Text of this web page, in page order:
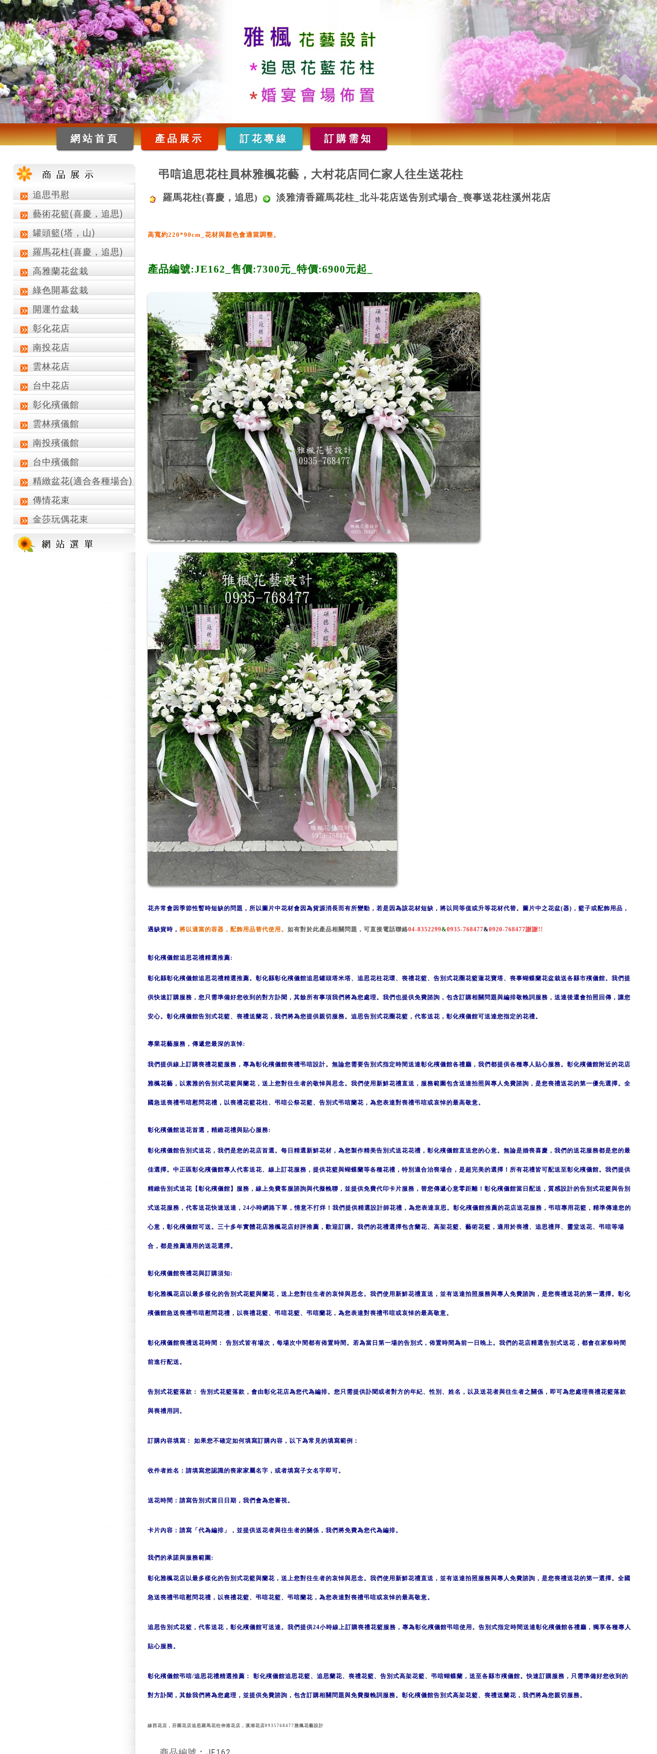
網站首頁 產品展示 訂花專線 訂購需知
追思弔慰
藝術花籃(喜慶，追思)
罐頭籃(塔，山)
羅馬花柱(喜慶，追思)
高雅蘭花盆栽
綠色開幕盆栽
開運竹盆栽
彰化花店
南投花店
雲林花店
台中花店
彰化殯儀館
雲林殯儀館
南投殯儀館
台中殯儀館
精緻盆花(適合各種場合)
傳情花束
金莎玩偶花束
弔唁追思花柱員林雅楓花藝，大村花店同仁家人往生送花柱
羅馬花柱(喜慶，追思) 淡雅清香羅馬花柱_北斗花店送告別式場合_喪事送花柱溪州花店
高寬約220*90cm_ 花材與顏色會適當調整。
產品編號:JE162 售價:7300元 特價:6900元起_
花卉常會因季節性暫時短缺的問題，所以圖片中花材會因為貨源消長而有所變動，若是因 為該花材短缺， 將以同 等值或升等花材代替。 圖 片中之花盆(器)，籃子或配飾用品，
遇缺貨時， 將以適當的容器，配飾用品替代使用 。 如有對於此產品相關問題，可直接電話聯絡04-8352299&0935-768477&0920-768477謝謝!!
彰化殯儀館追思花禮精選推薦:
彰化縣彰化殯儀館追思花禮精選推薦。彰化縣彰化殯儀館追思罐頭塔米塔、追思花柱花環、喪禮花籃、告別式花圈花籃蓮花寶塔、喪事蝴蝶蘭花盆栽送各縣市殯儀館。我們提
供快速訂購服務，您只需準備好您收到的對方訃聞，其餘所有事項我們將為您處理。我們也提供免費諮詢，包含訂購相關問題與編排敬輓詞服務，送達後還會拍照回傳，讓您
安心。彰化殯儀館告別式花籃、喪禮送蘭花，我們將為您提供親切服務。追思告別式花圈花籃，代客送花，彰化殯儀館可送達您指定的花禮。
專業花藝服務，傳遞您最深的哀悼:
我們提供線上訂購喪禮花籃服務，專為彰化殯儀館喪禮弔唁設計。無論您需要告別式指定時間送達彰化殯儀館各禮廳，我們都提供各種專人貼心服務。彰化殯儀館附近的花店
雅楓花藝，以素雅的告別式花籃與蘭花，送上您對往生者的敬悼與思念。我們使用新鮮花禮直送，服務範圍包含送達拍照與專人免費諮詢，是您喪禮送花的第一優先選擇。全
國急送喪禮弔唁慰問花禮，以喪禮花籃花柱、弔唁公祭花籃、告別式弔唁蘭花，為您表達對喪禮弔唁或哀悼的最高敬意。
彰化殯儀館送花首選，精緻花禮與貼心服務:
彰化殯儀館告別式送花，我們是您的花店首選。每日精選新鮮花材，為您製作精美告別式送花花禮，彰化殯儀館直送您的心意。無論是婚喪喜慶，我們的送花服務都是您的最
佳選擇。中正區彰化殯儀館專人代客送花、線上訂花服務，提供花籃與蝴蝶蘭等各種花禮，特別適合治喪場合，是超完美的選擇！所有花禮皆可配送至彰化殯儀館。 我們提供
精緻告別式送花【彰化殯儀館】服務，線上免費客服諮詢與代擬輓聯，並提供免費代印卡片服務，替您傳遞心意零距離！彰化殯儀館當日配送，質感設計的告別式花籃與告別
式送花服務，代客送花快速送達，24小時網路下單，情意不打烊！我們提供精選設計師花禮，為您表達哀思。彰化殯儀館推薦的花店送花服務，弔唁專用花籃，精準傳達您的
心意，彰化殯儀館可送。三十多年實體花店雅楓花店好評推薦，歡迎訂購。我們的花禮選擇包含蘭花、高架花籃、藝術花籃，適用於喪禮、追思禮拜、靈堂送花、弔唁等場
合，都是推薦適用的送花選擇。
彰化殯儀館喪禮花與訂購須知:
彰化雅楓花店以最多樣化的告別式花籃與蘭花，送上您對往生者的哀悼與思念。我們使用新鮮花禮直送，並有送達拍照服務與專人免費諮詢，是您喪禮送花的第一選擇。彰化
殯儀館急送喪禮弔唁慰問花禮，以喪禮花籃、弔唁花籃、弔唁蘭花，為您表達對喪禮弔唁或哀悼的最高敬意。
彰化殯儀館喪禮送花時間： 告別式皆有場次，每場次中間都有佈置時間。若為當日第一場的告別式，佈置時間為前一日晚上。我們的花店精選告別式送花，都會在家祭時間
前進行配送。
告別式花籃落款： 告別式花籃落款，會由彰化花店為您代為編排。您只需提供訃聞或者對方的年紀、性別、姓名，以及送花者與往生者之關係，即可為您處理喪禮花籃落款
與喪禮用詞。
訂購內容填寫： 如果您不確定如何填寫訂購內容，以下為常見的填寫範例：
收件者姓名 ：請填寫您認識的喪家家屬名字，或者填寫子女名字即可。
送花時間 ：請寫告別式當日日期，我們會為您審視。
卡片內容 ：請寫「代為編排」，並提供送花者與往生者的關係，我們將免費為您代為編排。
我們的承諾與服務範圍:
彰化雅楓花店以最多樣化的告別式花籃與蘭花，送上您對往生者的哀悼與思念。我們使用新鮮花禮直送，並有送達拍照服務與專人免費諮詢，是您喪禮送花的第一選擇。全國
急送喪禮弔唁慰問花禮，以喪禮花籃、弔唁花籃、弔唁蘭花，為您表達對喪禮弔唁或哀悼的最高敬意。
追思告別式花籃，代客送花，彰化殯儀館可送達。我們提供24小時線上訂購喪禮花籃服務，專為彰化殯儀館弔唁使用。告別式指定時間送達彰化殯儀館各禮廳，獨享各種專人
貼心服務。
彰化殯儀館弔唁/追思花禮精選推薦 ： 彰化殯儀館追思花籃、追思蘭花、喪禮花籃、告別式高架花籃、弔唁蝴蝶蘭，送至各縣市殯儀館。快速訂購服務，只需準備好您收到的
對方訃聞，其餘我們將為您處理，並提供免費諮詢，包含訂購相關問題與免費擬輓詞服務。彰化殯儀館告別式高架花籃、喪禮送蘭花，我們將為您親切服務。
線西花店，芬園花店追思羅馬花柱伸港花店，溪湖花店0935768477雅楓花藝設計